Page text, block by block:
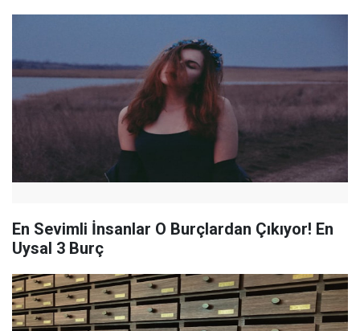
En Sevimli İnsanlar O Burçlardan Çıkıyor! En
Uysal 3 Burç